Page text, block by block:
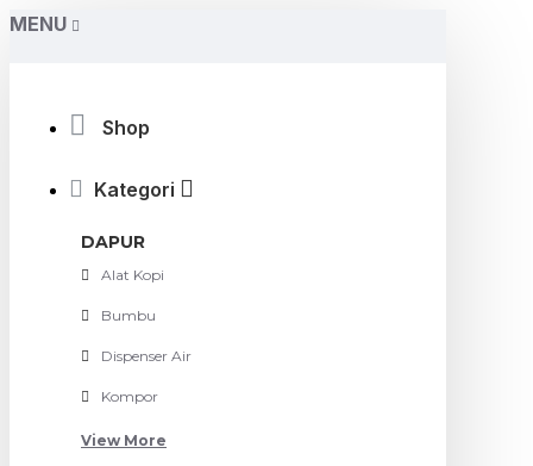
MENU
Shop
Kategori
DAPUR
Alat Kopi
Bumbu
Dispenser Air
Kompor
View More